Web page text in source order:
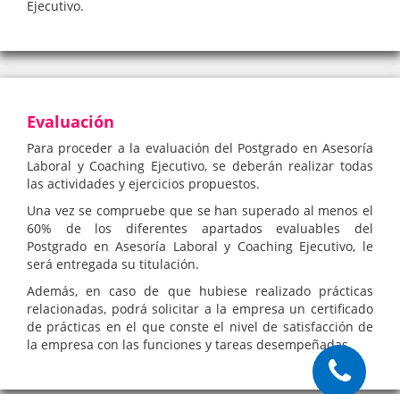
Ejecutivo.
Evaluación
Para proceder a la evaluación del Postgrado en Asesoría
Laboral y Coaching Ejecutivo, se deberán realizar todas
las actividades y ejercicios propuestos.
Una vez se compruebe que se han superado al menos el
60% de los diferentes apartados evaluables del
Postgrado en Asesoría Laboral y Coaching Ejecutivo, le
será entregada su titulación.
Además, en caso de que hubiese realizado prácticas
relacionadas, podrá solicitar a la empresa un certificado
de prácticas en el que conste el nivel de satisfacción de
la empresa con las funciones y tareas desempeñadas.